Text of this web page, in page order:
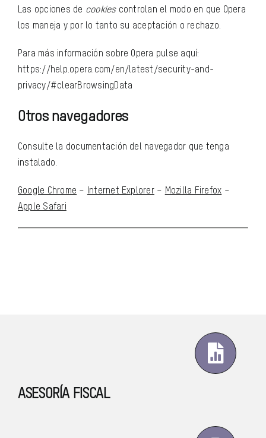
Las opciones de cookiescontrolan el modo en que Opera
los maneja y por lo tanto su aceptación o rechazo.
Para más información sobre Opera pulse aquí:
https://help.opera.com/en/latest/security-and-
privacy/#clearBrowsingData
Otros navegadores
Consulte la documentación del navegador que tenga
instalado.
Google Chrome – Internet Explorer– Mozilla Firefox –
Apple Safari
ASESORÍA FISCAL